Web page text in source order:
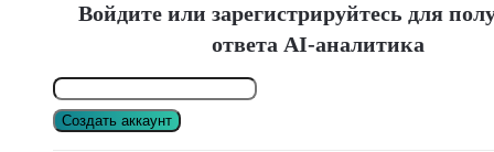
Войдите или зарегистрируйтесь для
ответа AI-аналитика
Создать аккаунт